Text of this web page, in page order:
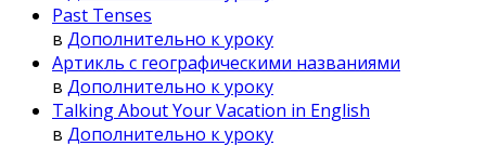
Past Tenses
в Дополнительно к уроку
Артикль с географическими названиями
в Дополнительно к уроку
Talking About Your Vacation in English
в Дополнительно к уроку